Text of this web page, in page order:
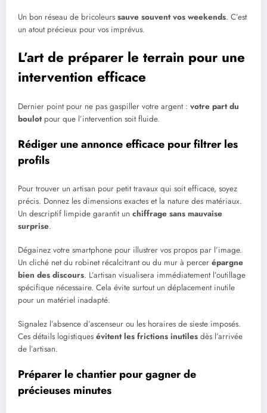
Un bon réseau de bricoleurs sauve souvent vos weekends. C’est
un atout précieux pour vos imprévus.
L’art de préparer le terrain pour une
intervention efficace
Dernier point pour ne pas gaspiller votre argent : votre part du
boulotpour que l’intervention soit fluide.
Rédiger une annonce efficace pour filtrer les
profils
Pour trouver un artisan pour petit travaux qui soit efficace, soyez
précis. Donnez les dimensions exactes et la nature des matériaux.
Un descriptif limpide garantit un chiffrage sans mauvaise
surprise.
Dégainez votre smartphone pour illustrer vos propos par l’image.
Un cliché net du robinet récalcitrant ou du mur à percer épargne
bien des discours. L’artisan visualisera immédiatement l’outillage
spécifique nécessaire. Cela évite surtout un déplacement inutile
pour un matériel inadapté.
Signalez l’absence d’ascenseur ou les horaires de sieste imposés.
Ces détails logistiques évitent les frictions inutiles dès l’arrivée
de l’artisan.
Préparer le chantier pour gagner de
précieuses minutes